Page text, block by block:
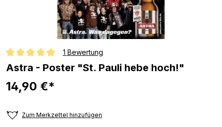
Durchschnittliche Bewertung von 5 von 5 Sternen
1 Bewertung
Astra - Poster "St. Pauli hebe hoch!"
14,90 €*
Zum Merkzettel hinzufügen